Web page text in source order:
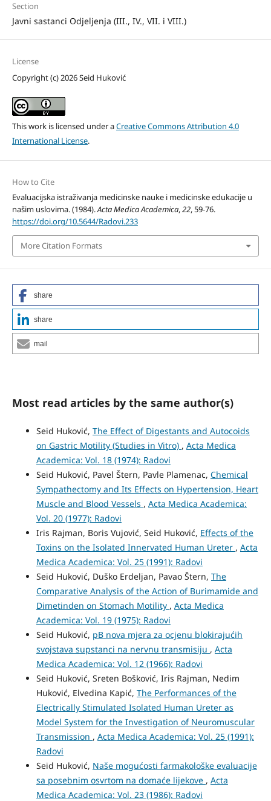
Section
Javni sastanci Odjeljenja (III., IV., VII. i VIII.)
License
Copyright (c) 2026 Seid Huković
This work is licensed under aCreative Commons Attribution 4.0
International License.
How to Cite
Evaluacijska istraživanja medicinske nauke i medicinske edukacije u
našim uslovima. (1984).Acta Medica Academica,22, 59-76.
https://doi.org/10.5644/Radovi.233
More Citation Formats
share
share
mail
Most read articles by the same author(s)
Seid Huković, The Effect of Digestants and Autocoids
on Gastric Motility (Studies in Vitro) , Acta Medica
Academica: Vol. 18 (1974): Radovi
Seid Huković, Pavel Štern, Pavle Plamenac, Chemical
Sympathectomy and Its Effects on Hypertension, Heart
Muscle and Blood Vessels , Acta Medica Academica:
Vol. 20 (1977): Radovi
Iris Rajman, Boris Vujović, Seid Huković, Effects of the
Toxins on the Isolated Innervated Human Ureter , Acta
Medica Academica: Vol. 25 (1991): Radovi
Seid Huković, Duško Erdeljan, Pavao Štern, The
Comparative Analysis of the Action of Burimamide and
Dimetinden on Stomach Motility , Acta Medica
Academica: Vol. 19 (1975): Radovi
Seid Huković, pB nova mjera za ocjenu blokirajućih
svojstava supstanci na nervnu transmisiju , Acta
Medica Academica: Vol. 12 (1966): Radovi
Seid Huković, Sreten Bošković, Iris Rajman, Nedim
Huković, Elvedina Kapić, The Performances of the
Electrically Stimulated Isolated Human Ureter as
Model System for the Investigation of Neuromuscular
Transmission , Acta Medica Academica: Vol. 25 (1991):
Radovi
Seid Huković, Naše mogućosti farmakološke evaluacije
sa posebnim osvrtom na domaće lijekove , Acta
Medica Academica: Vol. 23 (1986): Radovi